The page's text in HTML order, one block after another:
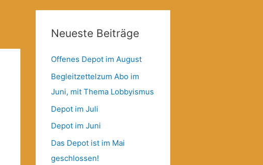
Neueste Beiträge
Offenes Depot im August
Begleitzettelzum Abo im
Juni, mit Thema Lobbyismus
Depot im Juli
Depot im Juni
Das Depot ist im Mai
geschlossen!